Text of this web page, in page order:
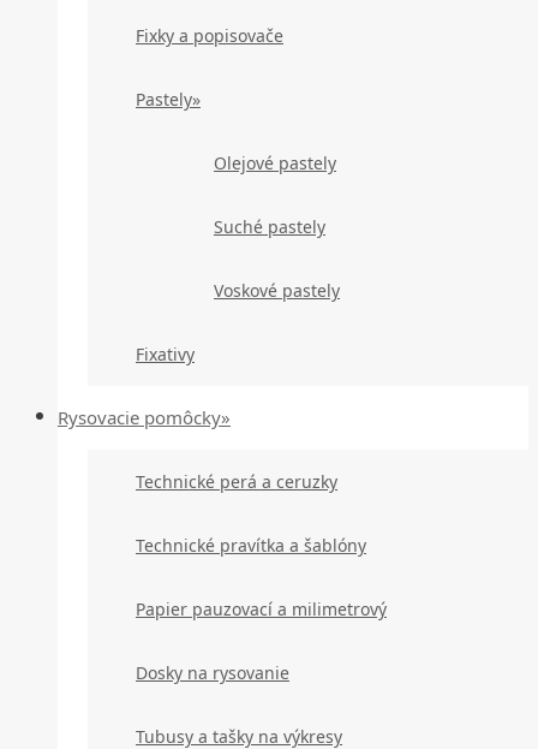
Fixky a popisovače
Pastely»
Olejové pastely
Suché pastely
Voskové pastely
Fixativy
Rysovacie pomôcky»
Technické perá a ceruzky
Technické pravítka a šablóny
Papier pauzovací a milimetrový
Dosky na rysovanie
Tubusy a tašky na výkresy